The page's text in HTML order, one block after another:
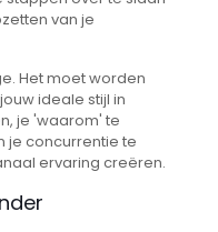
van je
Het moet worden
ideale stijl in
je 'waarom' te
je concurrentie te
ervaring creëren.